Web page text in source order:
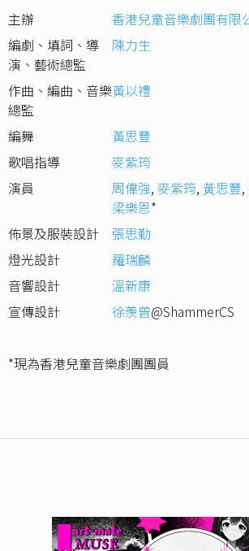
主辦
香港兒童音樂劇團有限
編劇、填詞、導
演、藝術總監
陳力生
作曲、編曲、音樂
總監
黃以禮
編舞
黃思豐
歌唱指導
麥紫筠
演員
周偉強,麥紫筠,⿈思豐,
梁樂恩*
佈景及服裝設計
張思勤
燈光設計
羅瑞麟
音響設計
溫新康
宣傳設計
徐羨曾@ShammerCS
*現為香港兒童音樂劇團團員